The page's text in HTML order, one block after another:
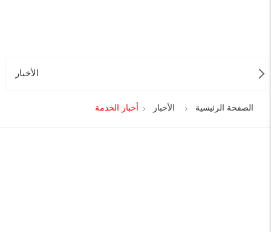
الأخبار
الصفحة الرئيسية الأخبار أخبار الخدمة